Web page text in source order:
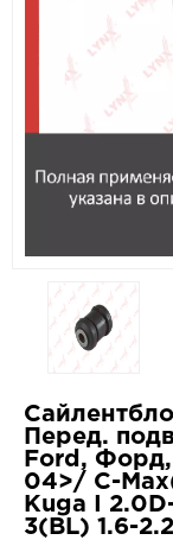
Перед.
Ford,
04>/ C-
Kuga I
3(BL) 1.6-